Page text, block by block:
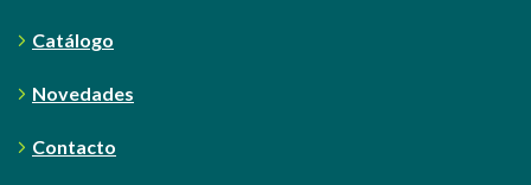
Catálogo
Novedades
Contacto